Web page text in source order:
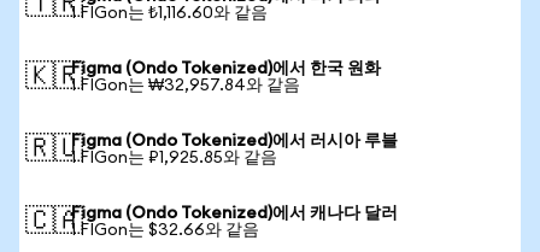
1 FIGon는 ₺1,116.60와 같음
🇰🇷Figma (Ondo Tokenized)에서 한국 원화
1 FIGon는 ₩32,957.84와 같음
🇷🇺Figma (Ondo Tokenized)에서 러시아 루블
1 FIGon는 ₽1,925.85와 같음
🇨🇦Figma (Ondo Tokenized)에서 캐나다 달러
1 FIGon는 $32.66와 같음